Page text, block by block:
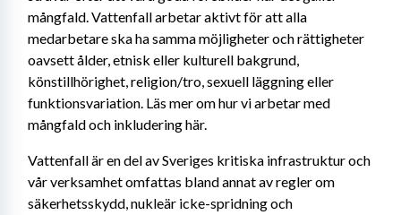
mångfald. Vattenfall arbetar aktivt för att alla
medarbetare ska ha samma möjligheter och rättigheter
oavsett ålder, etnisk eller kulturell bakgrund,
könstillhörighet, religion/tro, sexuell läggning eller
funktionsvariation. Läs mer om hur vi arbetar med
mångfald och inkludering här.
Vattenfall är en del av Sveriges kritiska infrastruktur och
vår verksamhet omfattas bland annat av regler om
säkerhetsskydd, nukleär icke-spridning och